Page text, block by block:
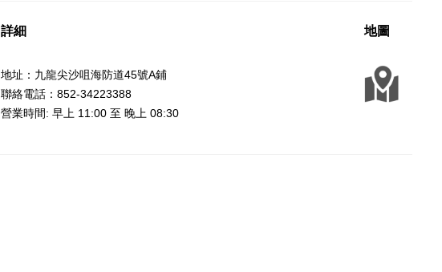
詳細 地圖
地址：九龍尖沙咀海防道45號A鋪
聯絡電話：852-34223388
營業時間: 早上 11:00 至 晚上 08:30